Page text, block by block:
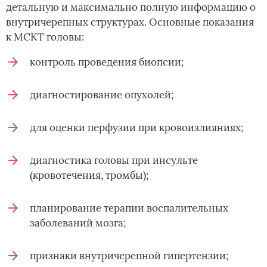
детальную и максимально полную информацию о
внутричерепных структурах. Основные показания
к МСКТ головы:
контроль проведения биопсии;
диагностирование опухолей;
для оценки перфузии при кровоизлияниях;
диагностика головы при инсульте
(кровотечения, тромбы);
планирование терапии воспалительных
заболеваний мозга;
признаки внутричерепной гипертензии;